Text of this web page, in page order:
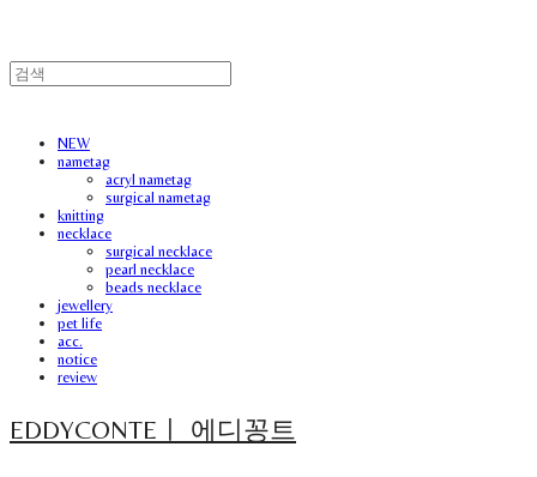
NEW
nametag
acryl nametag
surgical nametag
knitting
necklace
surgical necklace
pearl necklace
beads necklace
jewellery
pet life
acc.
notice
review
EDDYCONTEㅣ 에디꽁트